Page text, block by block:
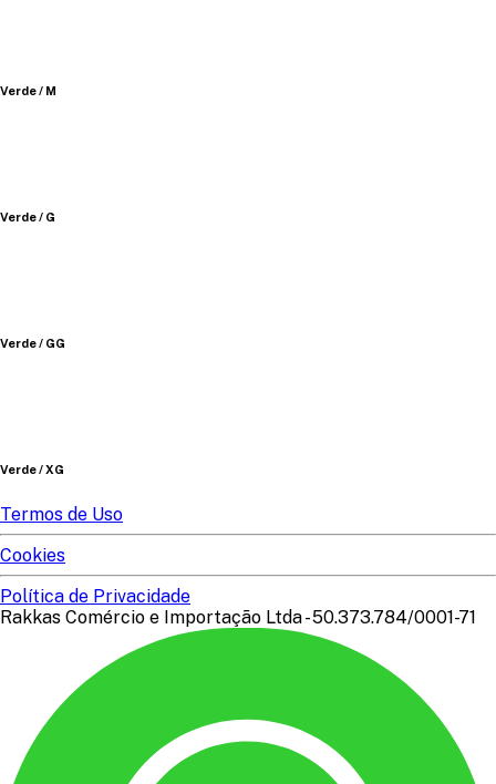
Verde / M
Verde / G
Verde / GG
Verde / XG
Termos de Uso
Cookies
Política de Privacidade
Rakkas Comércio e Importação Ltda - 50.373.784/0001-71